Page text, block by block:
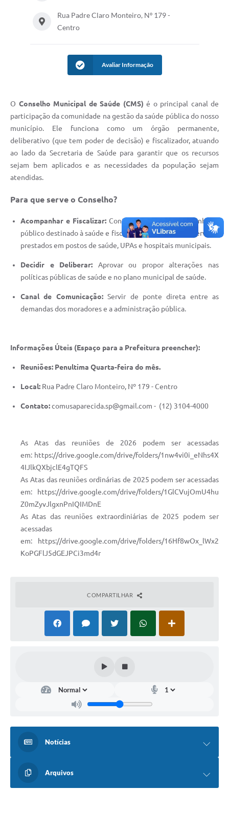
Jornal
Agenda
Diário Oficial
Rua Padre Claro Monteiro, Nº 179 -
Centro
Avaliar Informação
O Conselho Municipal de Saúde (CMS) é o principal canal de
participação da comunidade na gestão da saúde pública do nosso
município. Ele funciona como um órgão permanente,
deliberativo (que tem poder de decisão) e fiscalizador, atuando
ao lado da Secretaria de Saúde para garantir que os recursos
sejam bem aplicados e as necessidades da população sejam
atendidas.
Para que serve o Conselho?
Acompanhar e Fiscalizar: Controlar a aplicação do dinheiro
público destinado à saúde e fiscalizar a qualidade dos serviços
prestados em postos de saúde, UPAs e hospitais municipais.
Decidir e Deliberar: Aprovar ou propor alterações nas
políticas públicas de saúde e no plano municipal de saúde.
Canal de Comunicação:Servir de ponte direta entre as
demandas dos moradores e a administração pública.
Informações Úteis (Espaço para a Prefeitura preencher):
Reuniões: Penultima Quarta-feira do mês.
Local: Rua Padre Claro Monteiro, Nº 179 - Centro
Contato:comusaparecida.sp@gmail.com - (12) 3104-4000
As Atas das reuniões de 2026 podem ser acessadas
em: https://drive.google.com/drive/folders/1nw4vi0i_eNhs4X
4IJlkQXbjclE4gTQFS
As Atas das reuniões ordinárias de 2025 podem ser acessadas
em: https://drive.google.com/drive/folders/1GlCVujOmU4hu
Z0mZyvJlgxnPnIQIMDnE
As Atas das reuniões extraordiniárias de 2025 podem ser
acessadas
em: https://drive.google.com/drive/folders/16Hf8wOx_lWx2
KoPGFlJ5dGEJPCi3md4r
COMPARTILHAR
Notícias
Arquivos